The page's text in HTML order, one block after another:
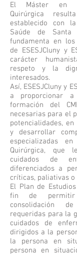
El Máster en
Quirúrgica
establecido con
Saúde de
fundamenta en
de ESESJCluny y
carácter
respeto y la
interesados.
Así, ESESJCluny y
a proporcionar
formación del
necesarias para el
potencialidades,
y desarrollar
especializadas
Quirúrgica, que
cuidados de
diferenciados a
críticas, paliativas
El Plan de
fin de
consolidación
requeridas para la
cuidados de
dirigidos a la
la persona en
persona en